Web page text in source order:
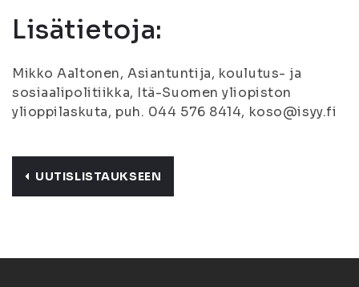
Lisätietoja:
Mikko Aaltonen, Asiantuntija, koulutus- ja
sosiaalipolitiikka, Itä-Suomen yliopiston
ylioppilaskuta, puh. 044 576 8414, koso@isyy.fi
UUTISLISTAUKSEEN